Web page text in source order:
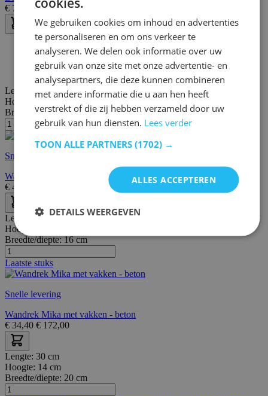
€ 76,95 €92,00
30 dagen bedenktijd
Gratis bezorging en retour
Gratis achteraf of in termijnen betalen
Lengte:34 cm
Hoogte:
Breedte/diepte:21 cm
Snelle levering
Wandplank Goutte 46 cm - Marmer composiet
€ 42,95
Lengte:90 cm
Hoogte:
Breedte/diepte:16 cm
Laatste stuks
Snelle levering
Wandrek Mika met vakken - beton
€ 34,40 € 172,00
Lengte: 30 cm
Hoogte: 14 cm
Breedte/diepte: 20 cm
We gebruiken cookies om inhoud en advertenties
te personaliseren en om ons verkeer te
analyseren. We delen ook informatie over uw
gebruik van onze site met onze advertentie- en
analysepartners, die deze kunnen combineren
met andere informatie die u aan hen heeft
verstrekt of die zij hebben verzameld door uw
gebruik van hun diensten. Lees verder
TOON ALLE PARTNERS (1702) →
ALLES ACCEPTEREN
DETAILS WEERGEVEN